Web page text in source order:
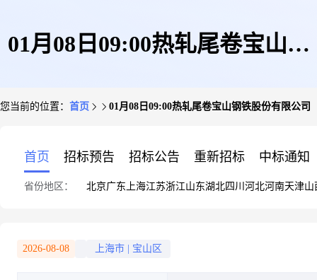
01月08日09:00热轧尾卷宝山钢
您当前的位置： 首页 01月08日09:00热轧尾卷宝山钢铁股份有限公司
首页 招标预告 招标公告 重新招标 中标通知
省份地区： 北京广东 上海江苏浙江山东湖北四川 河北河南天津山
2026-08-08 上海市 宝山区